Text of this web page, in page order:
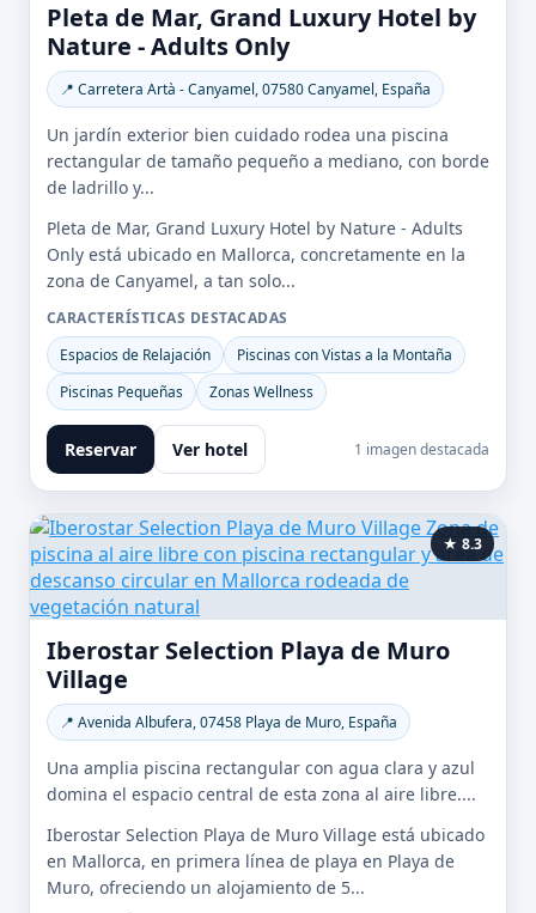
Pleta de Mar, Grand Luxury Hotel by
Nature - Adults Only
📍 Carretera Artà - Canyamel, 07580 Canyamel, España
Un jardín exterior bien cuidado rodea una piscina
rectangular de tamaño pequeño a mediano, con borde
de ladrillo y...
Pleta de Mar, Grand Luxury Hotel by Nature - Adults
Only está ubicado en Mallorca, concretamente en la
zona de Canyamel, a tan solo...
CARACTERÍSTICAS DESTACADAS
Espacios de Relajación
Piscinas con Vistas a la Montaña
Piscinas Pequeñas
Zonas Wellness
Reservar Ver hotel 1 imagen destacada
★ 8.3
Iberostar Selection Playa de Muro
Village
📍 Avenida Albufera, 07458 Playa de Muro, España
Una amplia piscina rectangular con agua clara y azul
domina el espacio central de esta zona al aire libre....
Iberostar Selection Playa de Muro Village está ubicado
en Mallorca, en primera línea de playa en Playa de
Muro, ofreciendo un alojamiento de 5...